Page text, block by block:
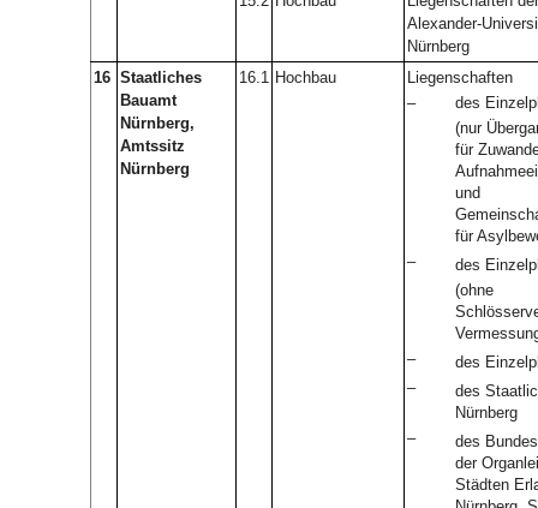
Alexander-
Nürnberg
16 Staatliches
Bauamt
Nürnberg,
Amtssitz
Nürnberg
16.1 Hochbau
Liegenschaften
–
des
(nur
für
und
für
–
des
(ohne
–
des
–
des
Nürnberg
–
des
der
Städten